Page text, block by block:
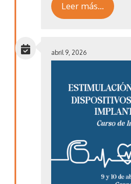
Leer más…
abril 9, 2026